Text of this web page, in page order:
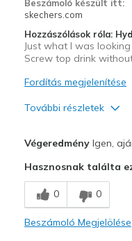
Beszámoló készült itt:
skechers.com
Hozzászólások róla:
Just what I was
Screw top drink
Fordítás megjelenítése
További részletek
Sizing
VégeredményIgen,
Hasznosnak találta
0 0
Beszámoló Megjelölése